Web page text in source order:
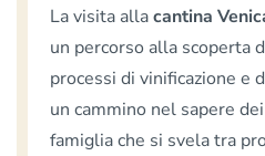
La visita allacantina
un percorso alla scoperta
processi di vinificazione e
un cammino nel sapere
famiglia che si svela tra